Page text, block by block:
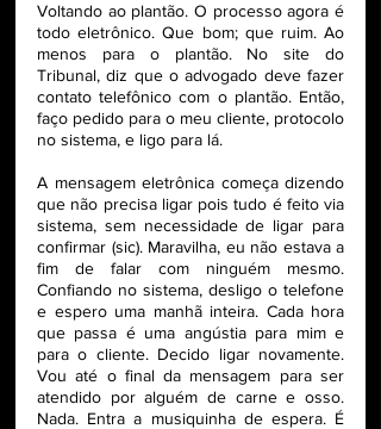
Voltando ao plantão. O processo agora é
todo eletrônico. Que bom; que ruim. Ao
menos para o plantão. No site do
Tribunal, diz que o advogado deve fazer
contato telefônico com o plantão. Então,
faço pedido para o meu cliente, protocolo
no sistema, e ligo para lá.
A mensagem eletrônica começa dizendo
que não precisa ligar pois tudo é feito via
sistema, sem necessidade de ligar para
confirmar (sic). Maravilha, eu não estava a
fim de falar com ninguém mesmo.
Confiando no sistema, desligo o telefone
e espero uma manhã inteira. Cada hora
que passa é uma angústia para mim e
para o cliente. Decido ligar novamente.
Vou até o final da mensagem para ser
atendido por alguém de carne e osso.
Nada. Entra a musiquinha de espera. É